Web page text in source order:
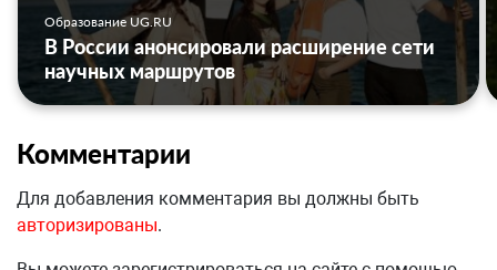
Образование UG.RU
В России анонсировали расширение сети
научных маршрутов
Комментарии
Для добавления комментария вы должны быть
авторизированы.